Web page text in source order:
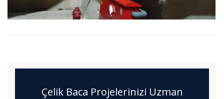
Çelik Baca Projelerinizi Uzman